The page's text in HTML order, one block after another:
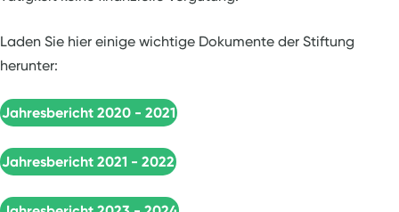
Laden Sie hier einige wichtige Dokumente der Stiftung
herunter:
Jahresbericht 2020 - 2021
Jahresbericht 2021 - 2022